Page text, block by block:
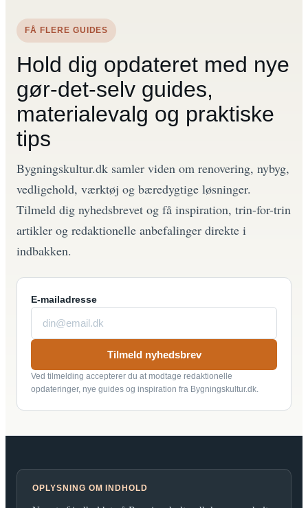
FÅ FLERE GUIDES
Hold dig opdateret med nye
gør-det-selv guides,
materialevalg og praktiske
tips
Bygningskultur.dk samler viden om renovering, nybyg,
vedligehold, værktøj og bæredygtige løsninger.
Tilmeld dig nyhedsbrevet og få inspiration, trin-for-trin
artikler og redaktionelle anbefalinger direkte i
indbakken.
E-mailadresse
Tilmeld nyhedsbrev
Ved tilmelding accepterer du at modtage redaktionelle
opdateringer, nye guides og inspiration fra Bygningskultur.dk.
OPLYSNING OM INDHOLD